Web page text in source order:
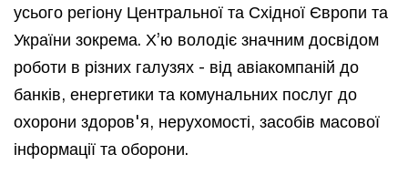
усього регіону Центральної та Східної Європи та
України зокрема. Х’ю володіє значним досвідом
роботи в різних галузях - від авіакомпаній до
банків, енергетики та комунальних послуг до
охорони здоров'я, нерухомості, засобів масової
інформації та оборони.